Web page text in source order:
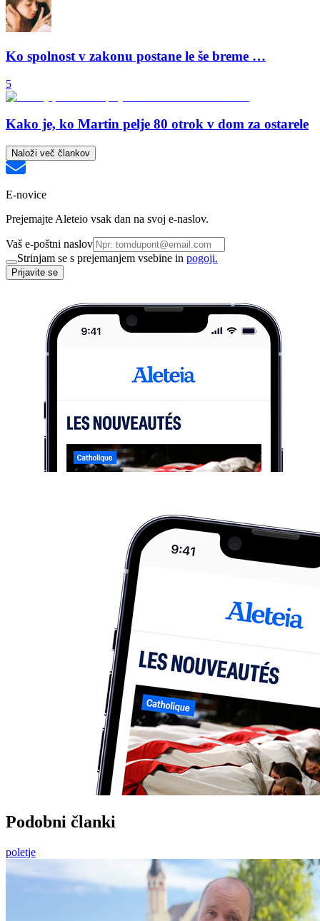
Ko spolnost v zakonu postane le še breme …
5
Kako je, ko Martin pelje 80 otrok v dom za ostarele
Naloži več člankov
E-novice
Prejemajte Aleteio vsak dan na svoj e-naslov.
Vaš e-poštni naslov
Strinjam se s prejemanjem vsebine in pogoji.
Prijavite se
Podobni članki
poletje